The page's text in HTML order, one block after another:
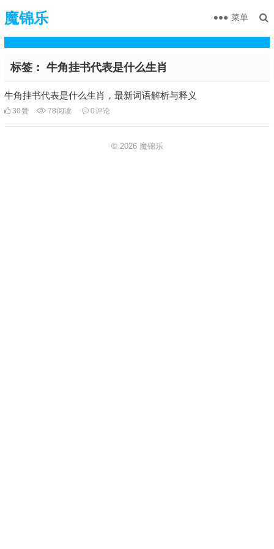
魔锦乐 菜单
标签： 牛角挂书代表是什么生肖
牛角挂书代表是什么生肖，最新词语解析与释义
30赞 78 阅读 0评论
© 2026 魔锦乐